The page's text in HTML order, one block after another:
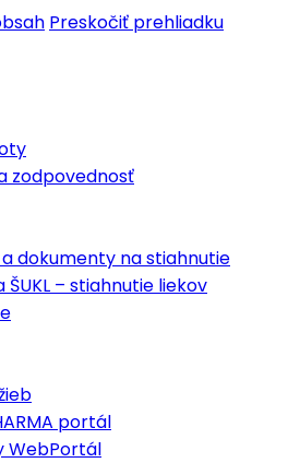
Preskočiť prehliadku
zodpovednosť
dokumenty na stiahnutie
ŠUKL – stiahnutie liekov
portál
WebPortál